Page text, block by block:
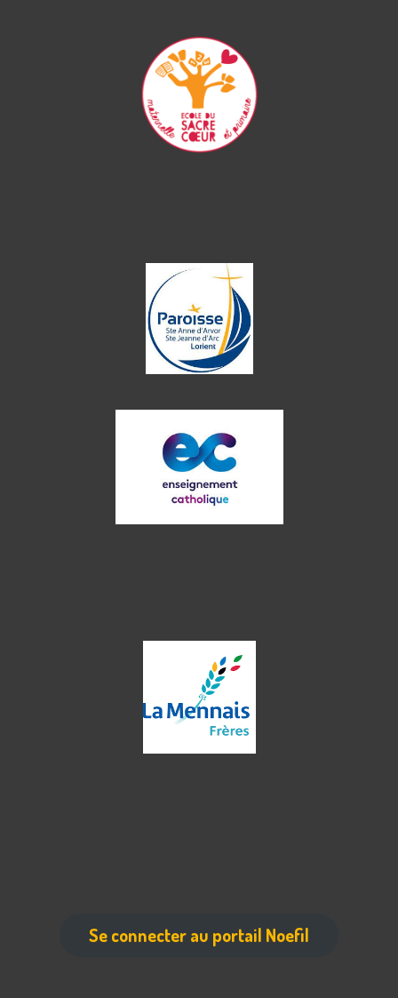
Se connecter au portail Noefil